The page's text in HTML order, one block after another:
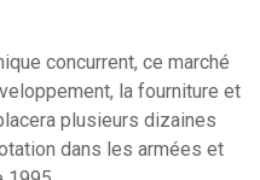
concurrent, ce marché
la fourniture et
plusieurs dizaines
dans les armées et